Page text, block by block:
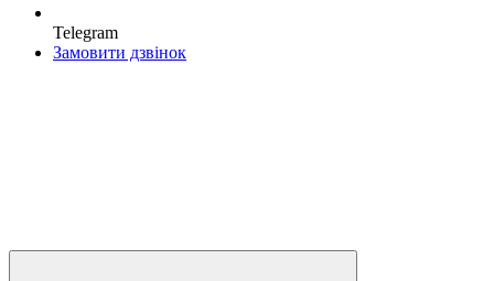
Telegram
Замовити дзвінок